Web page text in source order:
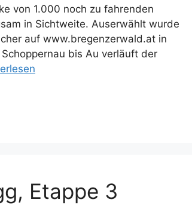
von 1.000 noch zu fahrenden
in Sichtweite. Auserwählt wurde
auf www.bregenzerwald.at in
bis Au verläuft der
Etappe 3